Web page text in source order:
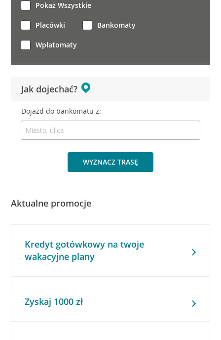
Jak dojechać?
Dojazd do bankomatu z:
WYZNACZ TRASĘ
Pokaż Wszystkie
Placówki Bankomaty
Wpłatomaty
Aktualne promocje
Kredyt gotówkowy na twoje
wakacyjne plany
Zyskaj 1000 zł